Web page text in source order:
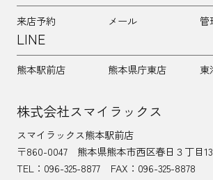
来店予約 メール 管
LINE
熊本駅前店 熊本県庁東店 東
株式会社スマイラックス
スマイラックス熊本駅前店
〒860-0047
熊本県熊本市西区春日３丁目
TEL： 096-325-8877 FAX：096-325-8878